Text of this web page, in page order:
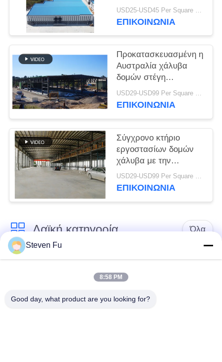
SITEMAP
PRIVACY
POLICY
Γαλβανισμένο
Πορταλό Σκελετό
USD25-USD45 Per Square Meter MOQ:200 τετραγωνικά μέτρα
ΕΠΙΚΟΙΝΩΝΙΑ
Προκατασκευασμένη η
Αυστραλία χάλυβα
δομών στέγη
ζευκτόντων τύπων
εργαστηρίων
USD29-USD99 Per Square Meter MOQ:500 τετραγωνικό μέτρο
ΕΠΙΚΟΙΝΩΝΙΑ
Σύγχρονο κτήριο
εργοστασίων δομών
χάλυβα με την
οικοδόμηση
εργαστηρίων
USD29-USD99 Per Square Meter MOQ:500 τετραγωνικό μέτρο
ΕΠΙΚΟΙΝΩΝΙΑ
Λαϊκή κατηγορία Όλα
αποθήκη χάλυβα
Εργαστήριο δομών
χάλυβα
κατασκευή δομών
Επεξεργασία δομών
Steven Fu
8:58 PM
Good day, what product are you looking for?